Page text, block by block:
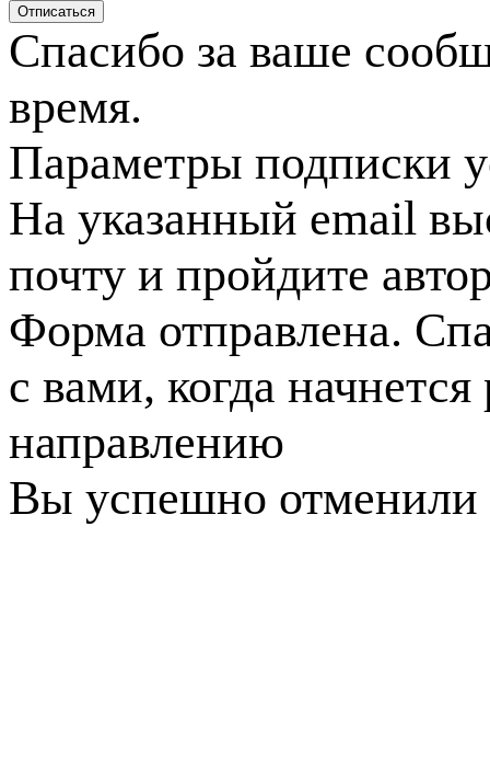
Спасибо за ваше
время.
Параметры подписки
На указанный email
почту и пройдите
Форма отправлена.
с вами, когда
направлению
Вы успешно отменили